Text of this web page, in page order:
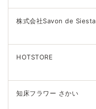
株式会社Savon de Siesta
HOTSTORE
知床フラワー さかい